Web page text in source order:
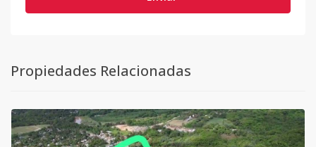
Propiedades Relacionadas